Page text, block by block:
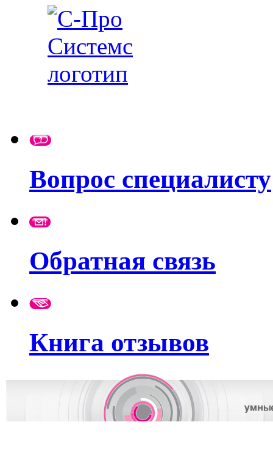
Вопрос специалисту
Обратная связь
Книга отзывов